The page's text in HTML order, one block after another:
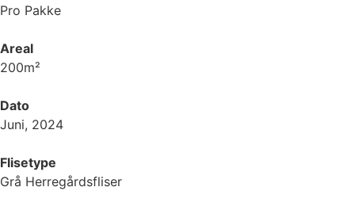
Pro Pakke
Areal
200m²
Dato
Juni, 2024
Flisetype
Grå Herregårdsfliser